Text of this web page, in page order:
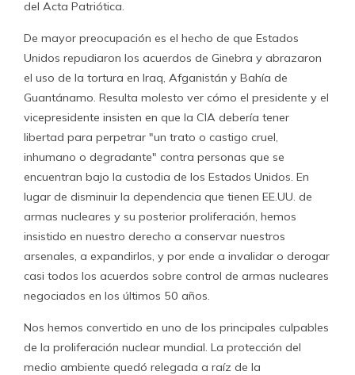
del Acta Patriótica.
De mayor preocupación es el hecho de que Estados
Unidos repudiaron los acuerdos de Ginebra y abrazaron
el uso de la tortura en Iraq, Afganistán y Bahía de
Guantánamo. Resulta molesto ver cómo el presidente y el
vicepresidente insisten en que la CIA debería tener
libertad para perpetrar "un trato o castigo cruel,
inhumano o degradante" contra personas que se
encuentran bajo la custodia de los Estados Unidos. En
lugar de disminuir la dependencia que tienen EE.UU. de
armas nucleares y su posterior proliferación, hemos
insistido en nuestro derecho a conservar nuestros
arsenales, a expandirlos, y por ende a invalidar o derogar
casi todos los acuerdos sobre control de armas nucleares
negociados en los últimos 50 años.
Nos hemos convertido en uno de los principales culpables
de la proliferación nuclear mundial. La protección del
medio ambiente quedó relegada a raíz de la